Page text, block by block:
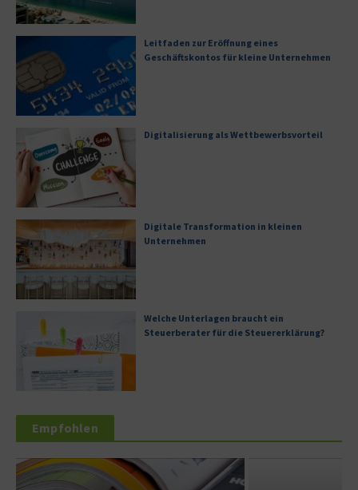
Leitfaden zur Eröffnung eines
Geschäftskontos für kleine Unternehmen
Digitalisierung als Wettbewerbsvorteil
Digitale Transformation in kleinen
Unternehmen
Welche Unterlagen braucht ein
Steuerberater für die Steuererklärung?
Empfohlen